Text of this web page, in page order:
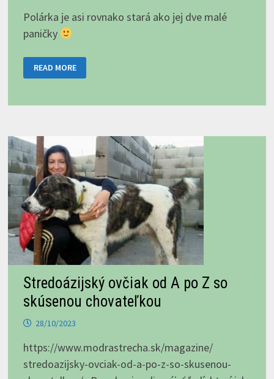
Polárka je asi rovnako stará ako jej dve malé
paničky
A
JEJ
PANIČKY
READ MORE
Stredoázijský ovčiak od A po Z so
skúsenou chovateľkou
28/10/2023
https://www.modrastrecha.sk/magazine/
stredoazijsky-ovciak-od-a-po-z-so-skusenou-